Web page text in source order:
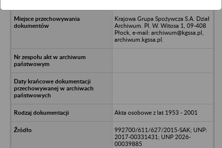
Krajowa Grupa Spożywcza S.A. Dział
Archiwum. Pl. W. Witosa 1, 09-408
Płock, e-mail: archiwum@kgssa.pl,
archiwum.kgssa.pl.
Akta osobowe z lat 1953 - 2001
992700/611/627/2015-SAK; UNP:
2017-00331431; UNP 2026-
00039885